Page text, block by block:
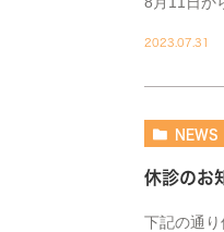
2023.07.31
NEWS
休診のお
下記の通